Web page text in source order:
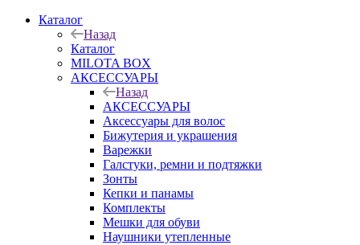
Каталог
Назад
Каталог
MILOTA BOX
АКСЕССУАРЫ
Назад
АКСЕССУАРЫ
Аксессуары для волос
Бижутерия и украшения
Варежки
Галстуки, ремни и подтяжки
Зонты
Кепки и панамы
Комплекты
Мешки для обуви
Наушники утепленные